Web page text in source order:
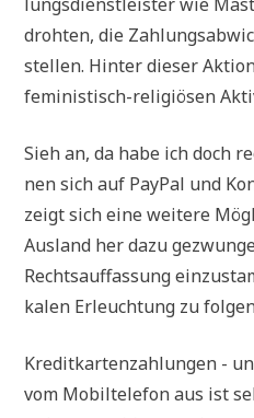
droh­ten, die
stel­len. Hin­ter die­ser
femi­ni­stisch-reli­giö­sen
Sieh an, da habe ich doch
nen sich auf PayPal und
zeigt sich eine wei­te­re
Aus­land her dazu
Rechts­auf­fas­sung
ka­len Erleuch­tung zu
Kre­dit­kar­ten­zah­lun­gen -
vom Mobil­te­le­fon aus ist